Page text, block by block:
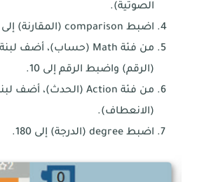
الصوتية).
اضبط comparison (المقارنة) إلى ≥.
(الرقم) واضبط الرقم إلى 10.
(الانعطاف).
اضبط degree (الدرجة) إلى 180.